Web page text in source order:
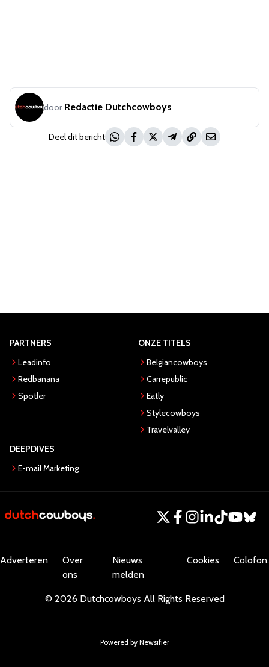
door Redactie Dutchcowboys
Deel dit bericht
PARTNERS
Leadinfo
Redbanana
Spotler
ONZE TITELS
Belgiancowboys
Carrepublic
Eatly
Stylecowboys
Travelvalley
DEEPDIVES
E-mail Marketing
Adverteren
Over
ons
Nieuws
melden
Cookies Colofon.
© 2026 Dutchcowboys All Rights Reserved
Powered by Newsifier